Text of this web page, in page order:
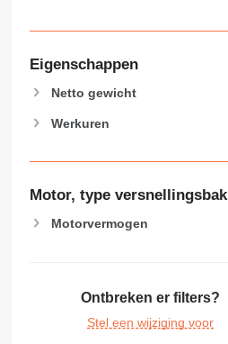
Eigenschappen
Netto gewicht
Werkuren
Motor, type versnellingsbak
Motorvermogen
Ontbreken er filters?
Stel een wijziging voor